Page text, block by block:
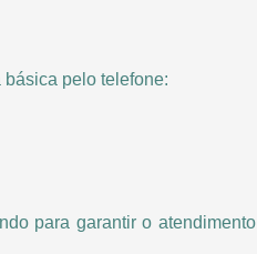
pelo telefone:
para garantir o atendimento